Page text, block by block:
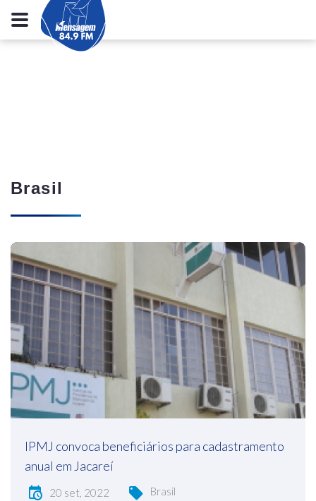
Brasil
IPMJ convoca beneficiários para cadastramento
anual em Jacareí
20 set, 2022 Brasil